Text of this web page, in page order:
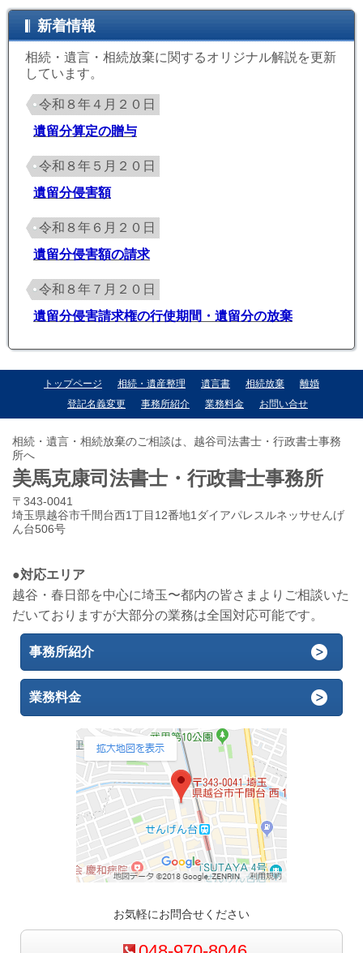
新着情報
相続・遺言・相続放棄に関するオリジナル解説を更新
しています。
令和８年４月２０日
遺留分算定の贈与
令和８年５月２０日
遺留分侵害額
令和８年６月２０日
遺留分侵害額の請求
令和８年７月２０日
遺留分侵害請求権の行使期間・遺留分の放棄
トップページ 相続・遺産整理 遺言書 相続放棄
離婚
登記名義変更
事務所紹介 業務料金 お問い合せ
相続・遺言・相続放棄のご相談は、越谷司法書士・行政書士事務
所へ
美馬克康司法書士・行政書士事務所
〒343-0041
埼玉県越谷市千間台西1丁目12番地1ダイアパレスルネッサせんげ
ん台506号
●対応エリア
越谷・春日部を中心に埼玉〜都内の皆さまよりご相談いた
だいておりますが大部分の業務は全国対応可能です。
事務所紹介
業務料金
お気軽にお問合せください